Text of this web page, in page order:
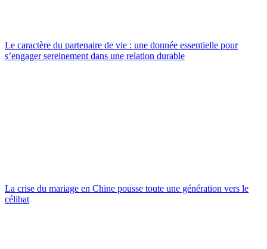
Le caractère du partenaire de vie : une donnée essentielle pour
s’engager sereinement dans une relation durable
La crise du mariage en Chine pousse toute une génération vers le
célibat